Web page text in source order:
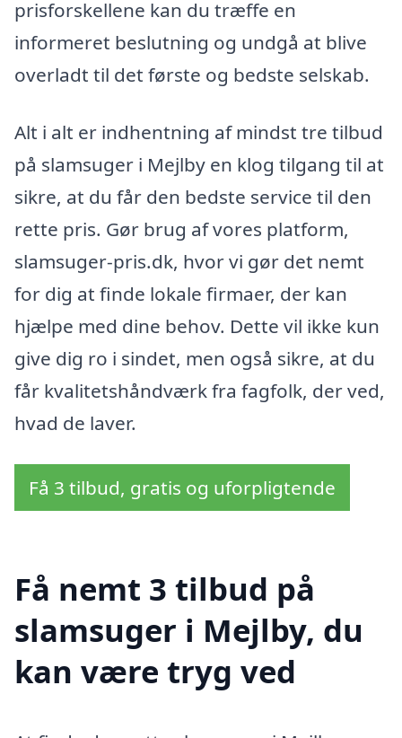
prisforskellene kan du træffe en
informeret beslutning og undgå at blive
overladt til det første og bedste selskab.
Alt i alt er indhentning af mindst tre tilbud
på slamsuger i Mejlby en klog tilgang til at
sikre, at du får den bedste service til den
rette pris. Gør brug af vores platform,
slamsuger-pris.dk, hvor vi gør det nemt
for dig at finde lokale firmaer, der kan
hjælpe med dine behov. Dette vil ikke kun
give dig ro i sindet, men også sikre, at du
får kvalitetshåndværk fra fagfolk, der ved,
hvad de laver.
Få 3 tilbud, gratis og uforpligtende
Få nemt 3 tilbud på
slamsuger i Mejlby, du
kan være tryg ved